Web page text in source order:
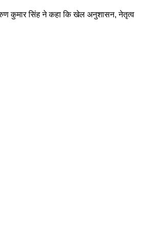
अरुण कुमार सिंह ने कहा कि खेल अनुशासन, नेतृत्व